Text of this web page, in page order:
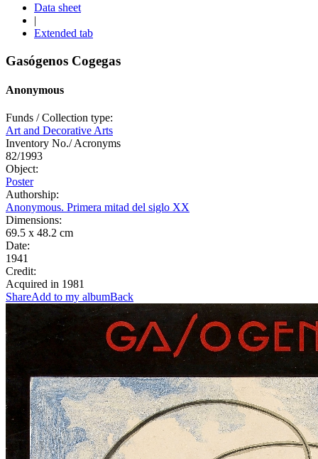
Data sheet
|
Extended tab
Gasógenos Cogegas
Anonymous
Funds / Collection type:
Art and Decorative Arts
Inventory No./ Acronyms
82/1993
Object:
Poster
Authorship:
Anonymous. Primera mitad del siglo XX
Dimensions:
69.5 x 48.2 cm
Date:
1941
Credit:
Acquired in 1981
ShareAdd to my albumBack